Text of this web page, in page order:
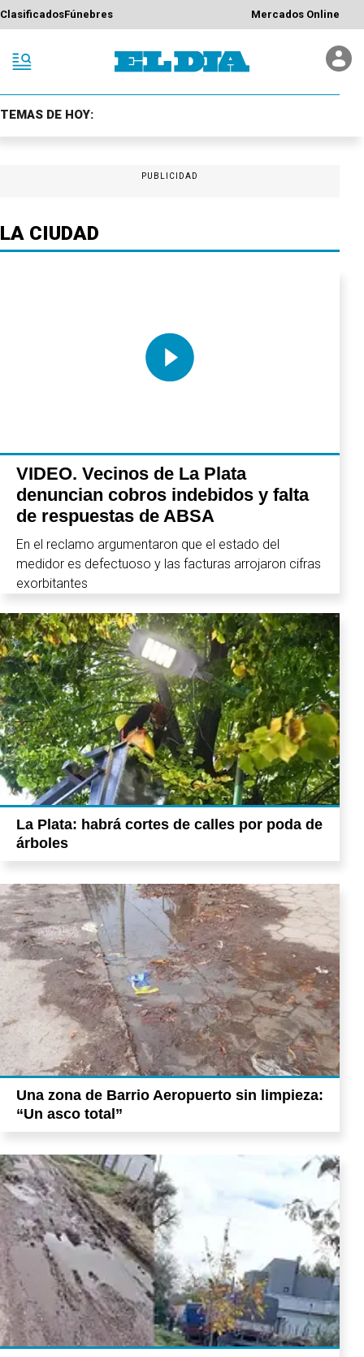
ClasificadosFúnebres Mercados Online
TEMAS DE HOY:
PUBLICIDAD
LA CIUDAD
VIDEO. Vecinos de La Plata
denuncian cobros indebidos y falta
de respuestas de ABSA
En el reclamo argumentaron que el estado del
medidor es defectuoso y las facturas arrojaron cifras
exorbitantes
La Plata: habrá cortes de calles por poda de
árboles
Una zona de Barrio Aeropuerto sin limpieza:
“Un asco total”